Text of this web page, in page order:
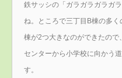
鉄サッシの「ガラガラガラガ
ね。ところで三丁目B棟の多
棟が2つ大きなのができたので
センターから小学校に向かう
す。